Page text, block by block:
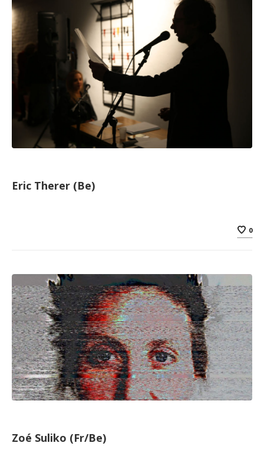
Eric Therer (Be)
0
Zoé Suliko (Fr/Be)